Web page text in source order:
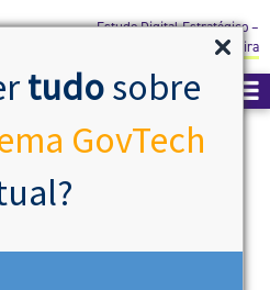
tudosobre
GovTech
Estudo Digital Estratégico –
Previdência Social Brasileira